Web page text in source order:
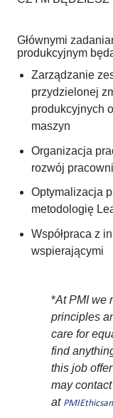
Głównymi
produkcyjnym
Zarządzanie
przydzielonej
produkcyjnych
maszyn
Organizacja
rozwój
Optymalizacja
metodologię
Współpraca z
wspierającymi
*At PMI we
principles
care for
find
this job
may
at